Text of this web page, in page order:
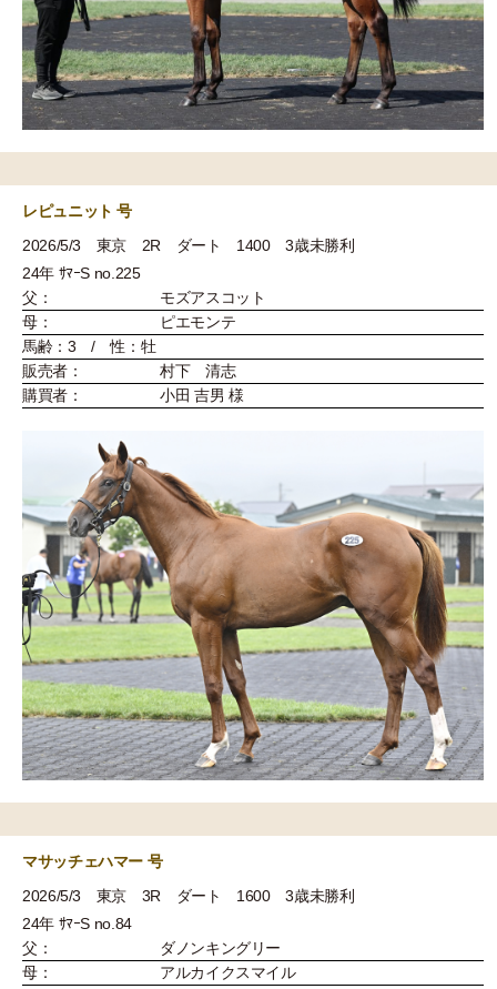
レピュニット 号
2026/5/3 東京 2R ダート 1400 3歳未勝利
24年 ｻﾏｰS no.225
父：
モズアスコット
母：
ピエモンテ
馬齢：3 / 性：牡
販売者：
村下 清志
購買者：
小田 吉男 様
マサッチェハマー 号
2026/5/3 東京 3R ダート 1600 3歳未勝利
24年 ｻﾏｰS no.84
父：
ダノンキングリー
母：
アルカイクスマイル